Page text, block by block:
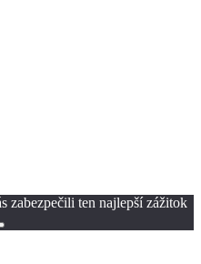
zabezpečili ten najlepší zážitok